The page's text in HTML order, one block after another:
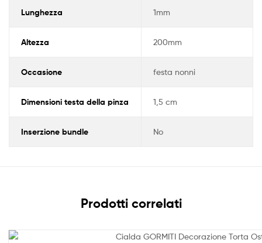
Lunghezza 1mm
Altezza 200mm
Occasione festa nonni
Dimensioni testa della pinza 1,5 cm
Inserzione bundle No
Prodotti correlati